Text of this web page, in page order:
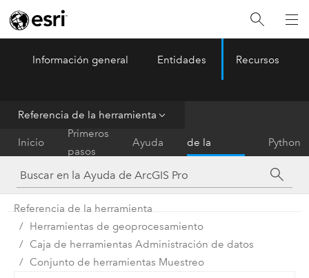
ArcGIS Pro Menu
Información general Entidades Recursos
Referencia de la herramienta
Inicio
Primeros
pasos
Ayuda
de la
herramienta
Python
Referencia de la herramienta
Herramientas de geoprocesamiento
Caja de herramientas Administración de datos
Conjunto de herramientas Muestreo